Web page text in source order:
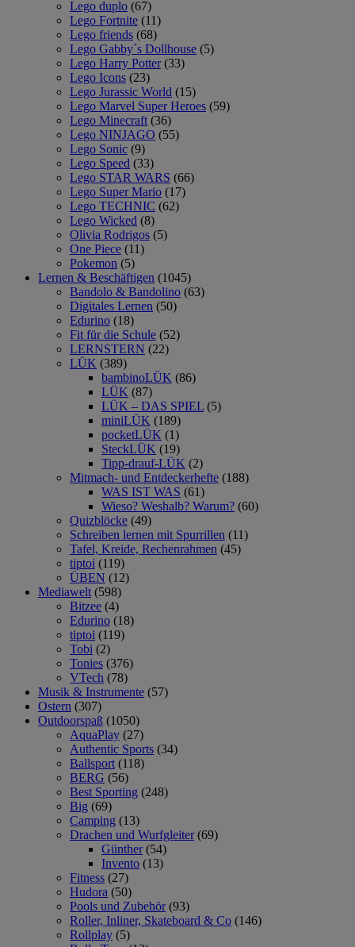
Lego duplo (67)
Lego Fortnite (11)
Lego friends (68)
Lego Gabby´s Dollhouse (5)
Lego Harry Potter (33)
Lego Icons (23)
Lego Jurassic World (15)
Lego Marvel Super Heroes (59)
Lego Minecraft (36)
Lego NINJAGO (55)
Lego Sonic (9)
Lego Speed (33)
Lego STAR WARS (66)
Lego Super Mario (17)
Lego TECHNIC (62)
Lego Wicked (8)
Olivia Rodrigos (5)
One Piece (11)
Pokemon (5)
Lernen & Beschäftigen (1045)
Bandolo & Bandolino (63)
Digitales Lernen (50)
Edurino (18)
Fit für die Schule (52)
LERNSTERN (22)
LÜK (389)
bambinoLÜK (86)
LÜK (87)
LÜK – DAS SPIEL (5)
miniLÜK (189)
pocketLÜK (1)
SteckLÜK (19)
Tipp-drauf-LÜK (2)
Mitmach- und Entdeckerhefte (188)
WAS IST WAS (61)
Wieso? Weshalb? Warum? (60)
Quizblöcke (49)
Schreiben lernen mit Spurrillen (11)
Tafel, Kreide, Rechenrahmen (45)
tiptoi (119)
ÜBEN (12)
Mediawelt (598)
Bitzee (4)
Edurino (18)
tiptoi (119)
Tobi (2)
Tonies (376)
VTech (78)
Musik & Instrumente (57)
Ostern (307)
Outdoorspaß (1050)
AquaPlay (27)
Authentic Sports (34)
Ballsport (118)
BERG (56)
Best Sporting (248)
Big (69)
Camping (13)
Drachen und Wurfgleiter (69)
Günther (54)
Invento (13)
Fitness (27)
Hudora (50)
Pools und Zubehör (93)
Roller, Inliner, Skateboard & Co (146)
Rollplay (5)